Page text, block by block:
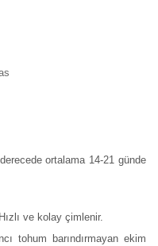
ortalama 14-21 günde
ve kolay çimlenir.
tohum barındırmayan ekim